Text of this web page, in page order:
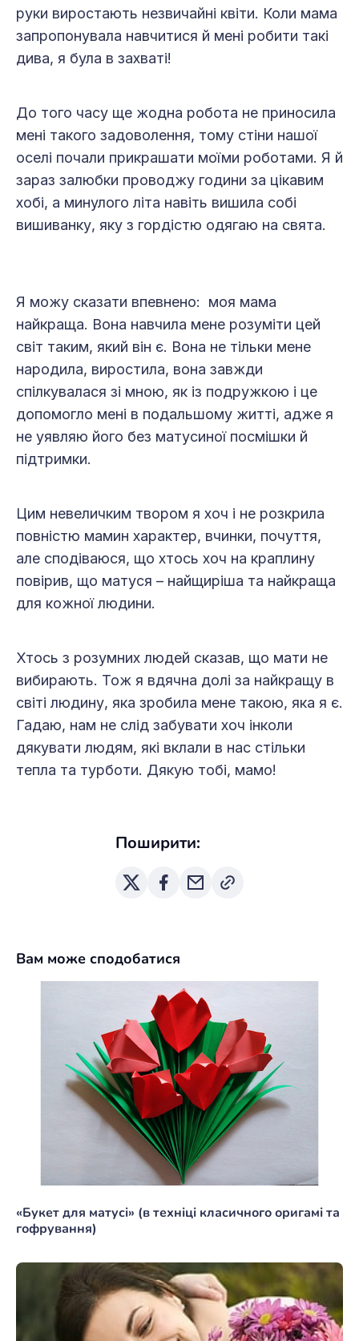
руки виростають незвичайні квіти. Коли мама
запропонувала навчитися й мені робити такі
дива, я була в захваті!
До того часу ще жодна робота не приносила
мені такого задоволення, тому стіни нашої
оселі почали прикрашати моїми роботами. Я й
зараз залюбки проводжу години за цікавим
хобі, а минулого літа навіть вишила собі
вишиванку, яку з гордістю одягаю на свята.
Я можу сказати впевнено: моя мама
найкраща. Вона навчила мене розуміти цей
світ таким, який він є. Вона не тільки мене
народила, виростила, вона завжди
спілкувалася зі мною, як із подружкою і це
допомогло мені в подальшому житті, адже я
не уявляю його без матусиної посмішки й
підтримки.
Цим невеличким твором я хоч і не розкрила
повністю мамин характер, вчинки, почуття,
але сподіваюся, що хтось хоч на краплину
повірив, що матуся – найщиріша та найкраща
для кожної людини.
Хтось з розумних людей сказав, що мати не
вибирають. Тож я вдячна долі за найкращу в
світі людину, яка зробила мене такою, яка я є.
Гадаю, нам не слід забувати хоч інколи
дякувати людям, які вклали в нас стільки
тепла та турботи. Дякую тобі, мамо!
Поширити:
Вам може сподобатися
«Букет для матусі» (в техніці класичного оригамі та
гофрування)